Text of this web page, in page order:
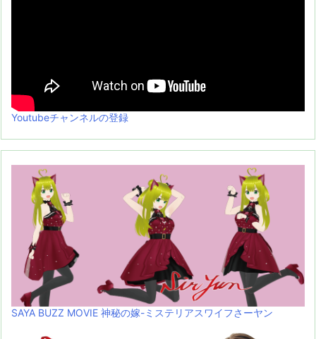
Youtubeチャンネルの登録
SAYA BUZZ MOVIE 神秘の嫁-ミステリアスワイフさーヤン